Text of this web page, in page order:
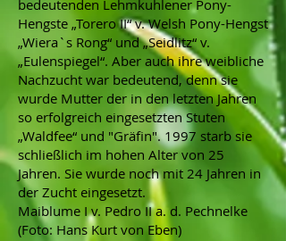
bedeutenden Lehmkuhlener Pony-
Hengste „Torero II“ v. Welsh Pony-Hengst
„Wiera`s Rong“ und „Seidlitz“ v.
„Eulenspiegel“. Aber auch ihre weibliche
Nachzucht war bedeutend, denn sie
wurde Mutter der in den letzten Jahren
so erfolgreich eingesetzten Stuten
„Waldfee“ und "Gräfin". 1997 starb sie
schließlich im hohen Alter von 25
Jahren. Sie wurde noch mit 24 Jahren in
der Zucht eingesetzt.
Maiblume I v. Pedro II a. d. Pechnelke
(Foto: Hans Kurt von Eben)